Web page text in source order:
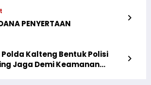
PENYERTAAN
Kalteng Bentuk Polisi
Jaga Demi Keamanan